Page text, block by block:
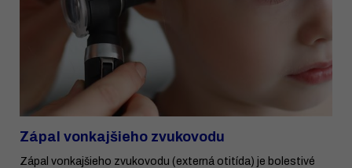
Zápal vonkajšieho zvukovodu
Zápal vonkajšieho zvukovodu (externá otitída) je bolestivé